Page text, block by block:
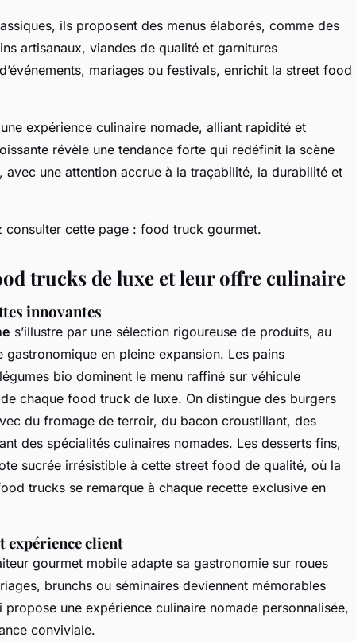
ils proposent des menus élaborés, comme des
artisanaux, viandes de qualité et garnitures
mariages ou festivals, enrichit la street food
expérience culinaire nomade, alliant rapidité et
révèle une tendance forte qui redéfinit la scène
avec une attention accrue à la traçabilité, la durabilité et
consulter cette page : food truck gourmet.
trucks de luxe et leur offre culinaire
innovantes
s’illustre par une sélection rigoureuse de produits, au
en pleine expansion. Les pains
bio dominent le menu raffiné sur véhicule
chaque food truck de luxe. On distingue des burgers
du fromage de terroir, du bacon croustillant, des
des spécialités culinaires nomades. Les desserts fins,
sucrée irrésistible à cette street food de qualité, où la
trucks se remarque à chaque recette exclusive en
expérience client
gourmet mobile adapte sa gastronomie sur roues
brunchs ou séminaires deviennent mémorables
une expérience culinaire nomade personnalisée,
conviviale.